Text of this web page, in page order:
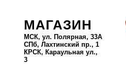
МАГАЗИН
МСК, ул. Полярная, 33А
СПб, Лахтинский пр., 1
КРСК, Караульная ул.,
3